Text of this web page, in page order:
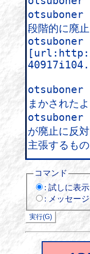
コマンド
: 試しに表
: メッセー